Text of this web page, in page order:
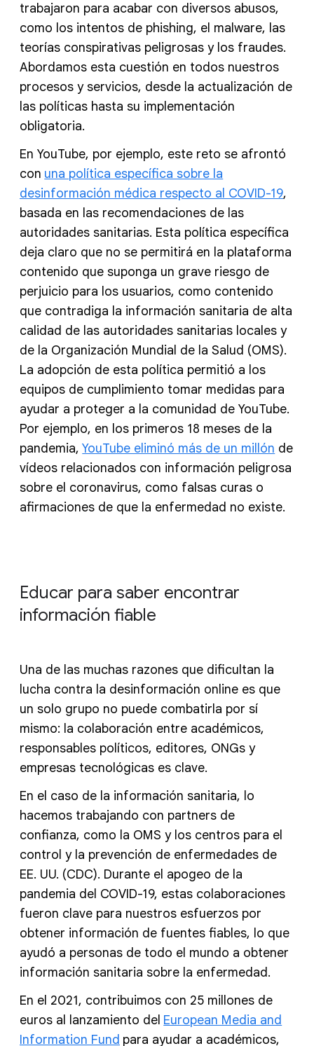
trabajaron para acabar con diversos abusos,
como los intentos de phishing, el malware, las
teorías conspirativas peligrosas y los fraudes.
Abordamos esta cuestión en todos nuestros
procesos y servicios, desde la actualización de
las políticas hasta su implementación
obligatoria.
En YouTube, por ejemplo, este reto se afrontó
con una política específica sobre la
desinformación médica respecto al COVID-19,
basada en las recomendaciones de las
autoridades sanitarias. Esta política específica
deja claro que no se permitirá en la plataforma
contenido que suponga un grave riesgo de
perjuicio para los usuarios, como contenido
que contradiga la información sanitaria de alta
calidad de las autoridades sanitarias locales y
de la Organización Mundial de la Salud (OMS).
La adopción de esta política permitió a los
equipos de cumplimiento tomar medidas para
ayudar a proteger a la comunidad de YouTube.
Por ejemplo, en los primeros 18 meses de la
pandemia, YouTube eliminó más de un millón de
vídeos relacionados con información peligrosa
sobre el coronavirus, como falsas curas o
afirmaciones de que la enfermedad no existe.
Educar para saber encontrar
información fiable
Una de las muchas razones que dificultan la
lucha contra la desinformación online es que
un solo grupo no puede combatirla por sí
mismo: la colaboración entre académicos,
responsables políticos, editores, ONGs y
empresas tecnológicas es clave.
En el caso de la información sanitaria, lo
hacemos trabajando con partners de
confianza, como la OMS y los centros para el
control y la prevención de enfermedades de
EE. UU. (CDC). Durante el apogeo de la
pandemia del COVID-19, estas colaboraciones
fueron clave para nuestros esfuerzos por
obtener información de fuentes fiables, lo que
ayudó a personas de todo el mundo a obtener
información sanitaria sobre la enfermedad.
En el 2021, contribuimos con 25 millones de
euros al lanzamiento del European Media and
Information Fund para ayudar a académicos,